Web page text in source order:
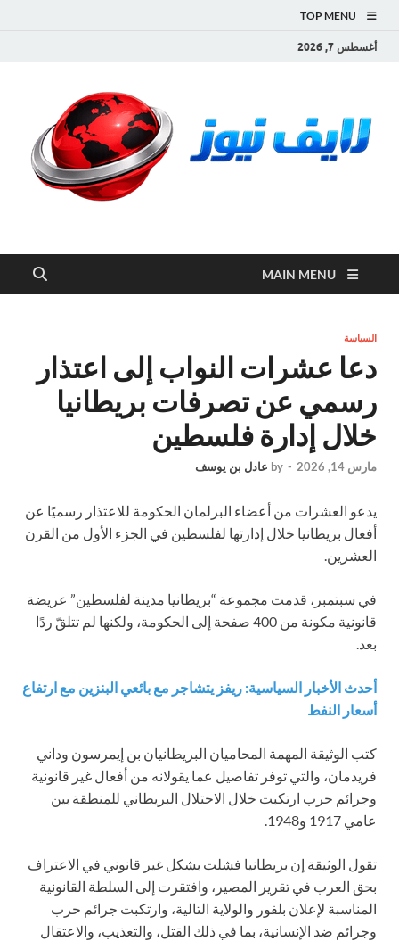
TOP MENU
أغسطس 7, 2026
لايف نيوز
MAIN MENU
السياسة
دعا عشرات النواب إلى اعتذار
رسمي عن تصرفات بريطانيا
خلال إدارة فلسطين
مارس 14, 2026 -
by عادل بن يوسف
يدعو العشرات من أعضاء البرلمان الحكومة للاعتذار رسميًا عن
أفعال بريطانيا خلال إدارتها لفلسطين في الجزء الأول من القرن
العشرين.
في سبتمبر، قدمت مجموعة “بريطانيا مدينة لفلسطين” عريضة
قانونية مكونة من 400 صفحة إلى الحكومة، ولكنها لم تتلقّ ردًا
بعد.
أحدث الأخبار السياسية: ريفز يتشاجر مع بائعي البنزين مع ارتفاع
أسعار النفط
كتب الوثيقة المهمة المحاميان البريطانيان بن إيمرسون وداني
فريدمان، والتي توفر تفاصيل عما يقولانه من أفعال غير قانونية
وجرائم حرب ارتكبت خلال الاحتلال البريطاني للمنطقة بين
عامي 1917 و1948.
تقول الوثيقة إن بريطانيا فشلت بشكل غير قانوني في الاعتراف
بحق العرب في تقرير المصير، وافتقرت إلى السلطة القانونية
المناسبة لإعلان بلفور والولاية التالية، وارتكبت جرائم حرب
وجرائم ضد الإنسانية، بما في ذلك القتل، والتعذيب، والاعتقال